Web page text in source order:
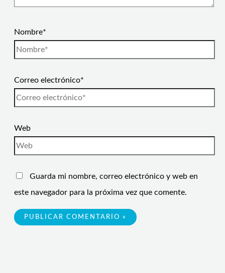
Nombre*
Correo electrónico*
Web
Guarda mi nombre, correo electrónico y web en
este navegador para la próxima vez que comente.